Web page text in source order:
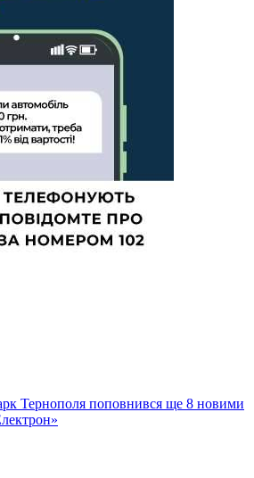
Тернополя поповнився ще 8 новими